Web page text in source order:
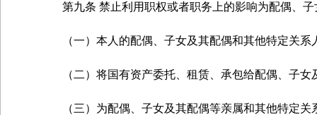
第九条 禁止利用职权或者职务上的影响为配偶、子
（一）本人的配偶、子女及其配偶和其他特定关系
（二）将国有资产委托、租赁、承包给配偶、子女
（三）为配偶、子女及其配偶等亲属和其他特定关